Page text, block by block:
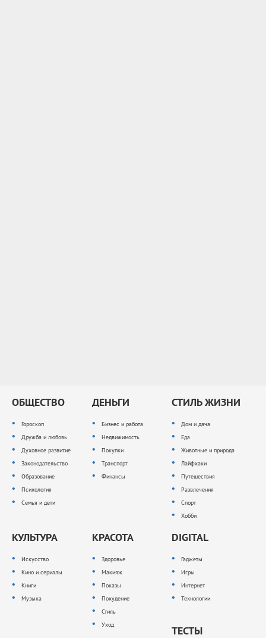
ОБЩЕСТВО
Гороскоп
Дружба и любовь
Духовное развитие
Законодательство
Образование
Психология
Семья и дети
ДЕНЬГИ
Бизнес и работа
Недвижимость
Покупки
Транспорт
Финансы
СТИЛЬ ЖИЗНИ
Дом и дача
Еда
Животные и природа
Лайфхаки
Путешествия
Развлечения
Спорт
Хобби
КУЛЬТУРА
Искусство
Кино и сериалы
Книги
Музыка
КРАСОТА
Здоровье
Макияж
Показы
Похудение
Стиль
Уход
DIGITAL
Гаджеты
Игры
Интернет
Технологии
ТЕСТЫ